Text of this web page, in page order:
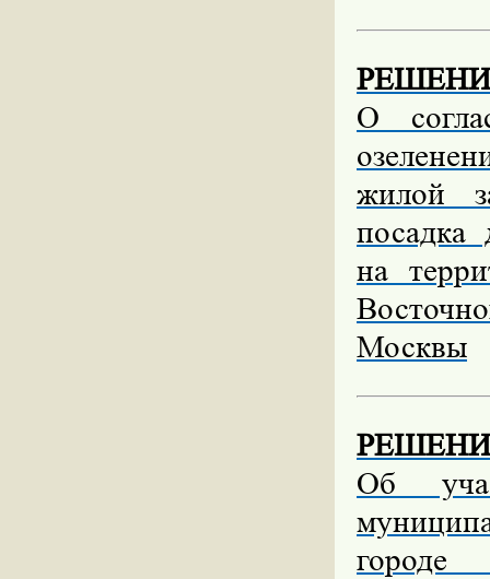
О
жилой
посадка
на
Москвы
Об